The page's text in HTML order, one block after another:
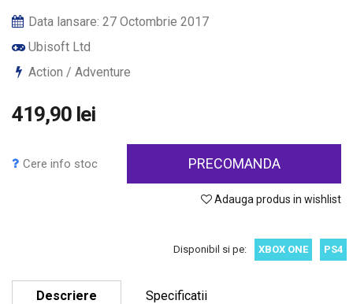
Data lansare: 27 Octombrie 2017
Ubisoft Ltd
Action / Adventure
419,90 lei
Cere info stoc PRECOMANDA
Adauga produs in wishlist
Disponibil si pe: XBOX ONE PS4
Descriere Specificatii